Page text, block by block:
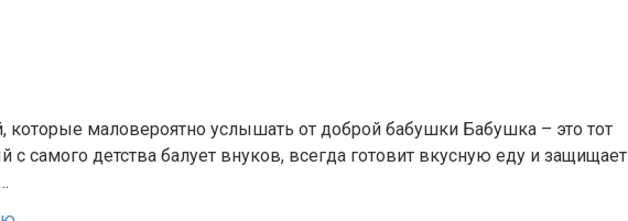
которые маловероятно услышать от доброй бабушки Бабушка – это тот
с самого детства балует внуков, всегда готовит вкусную еду и защищает